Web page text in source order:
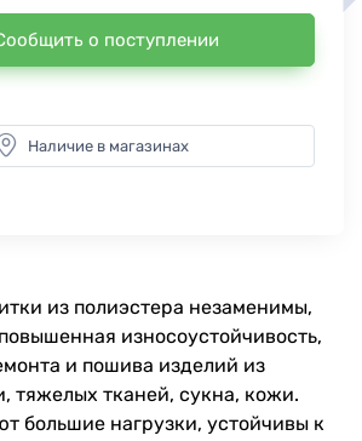
о поступлении
Наличие в магазинах
из полиэстера незаменимы,
износоустойчивость,
и пошива изделий из
тяжелых тканей, сукна, кожи.
большие нагрузки, устойчивы к